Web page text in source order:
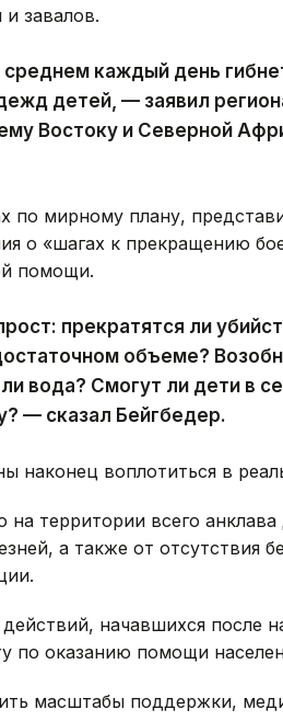
завалов.
каждый день
детей, — заявил
Востоку и Северной
по мирному плану,
о «шагах к прекращению
помощи.
прекратятся ли
объеме?
вода? Смогут ли дети в
— сказал Бейгбедер.
наконец воплотиться в
территории всего
а также от отсутствия
начавшихся после
по оказанию помощи
масштабы поддержки,